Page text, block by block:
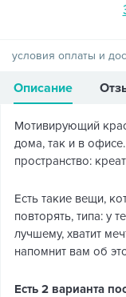
условия оплаты и
Описание
Мотивирующий
дома, так и в
пространство:
Есть такие вещи,
повторять, типа: у
лучшему, хватит
напомнит вам об
Есть 2 варианта